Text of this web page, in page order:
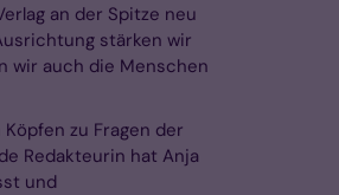
an der Spitze neu
stärken wir
wir auch die Menschen
zu Fragen der
Redakteurin hat Anja
und